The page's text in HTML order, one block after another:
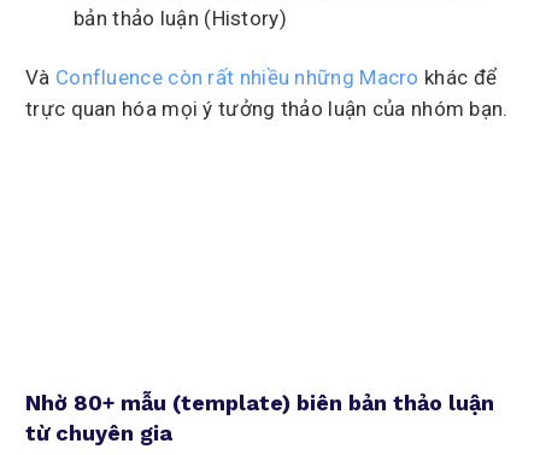
bản thảo luận (History)
Và Confluence còn rất nhiều những Macro khác để
trực quan hóa mọi ý tưởng thảo luận của nhóm bạn.
Nhờ 80+ mẫu (template) biên bản thảo luận
từ chuyên gia